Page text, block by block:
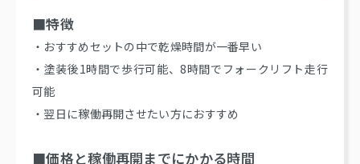
■特徴
・おすすめセットの中で乾燥時間が一番早い
・塗装後1時間で歩行可能、8時間でフォークリフト走行
可能
・翌日に稼働再開させたい方におすすめ
■価格と稼働再開までにかかる時間